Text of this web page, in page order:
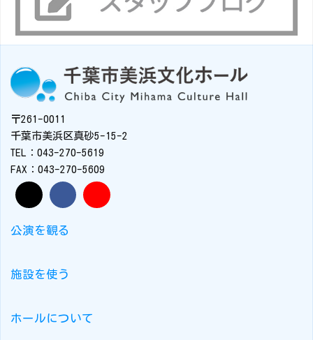
〒261-0011
千葉市美浜区真砂5-15-2
TEL：043-270-5619
FAX：043-270-5609
公演を観る
施設を使う
ホールについて